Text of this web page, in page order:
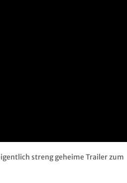
streng geheime Trailer zum